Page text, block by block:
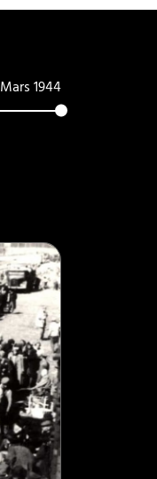
Mars 1944